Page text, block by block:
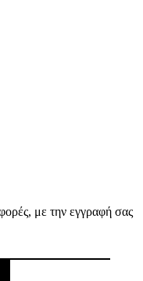
με την εγγραφή σας